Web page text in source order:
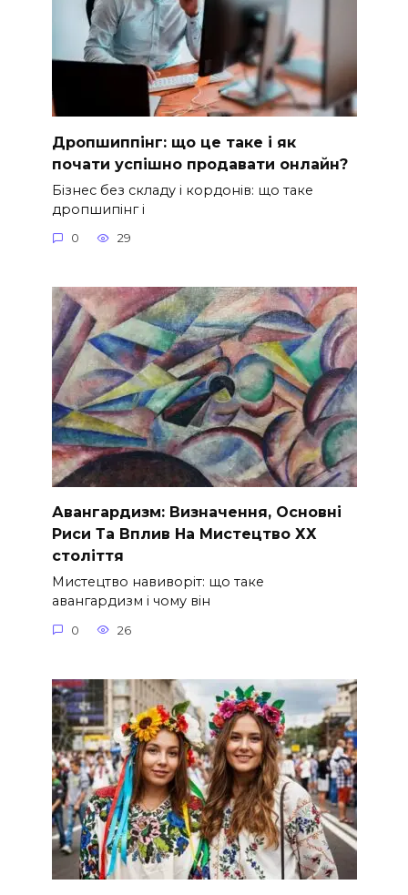
Дропшиппінг: що це таке і як
почати успішно продавати онлайн?
Бізнес без складу і кордонів: що таке
дропшипінг і
0 29
Авангардизм: Визначення, Основні
Риси Та Вплив На Мистецтво ХХ
століття
Мистецтво навиворіт: що таке
авангардизм і чому він
0 26